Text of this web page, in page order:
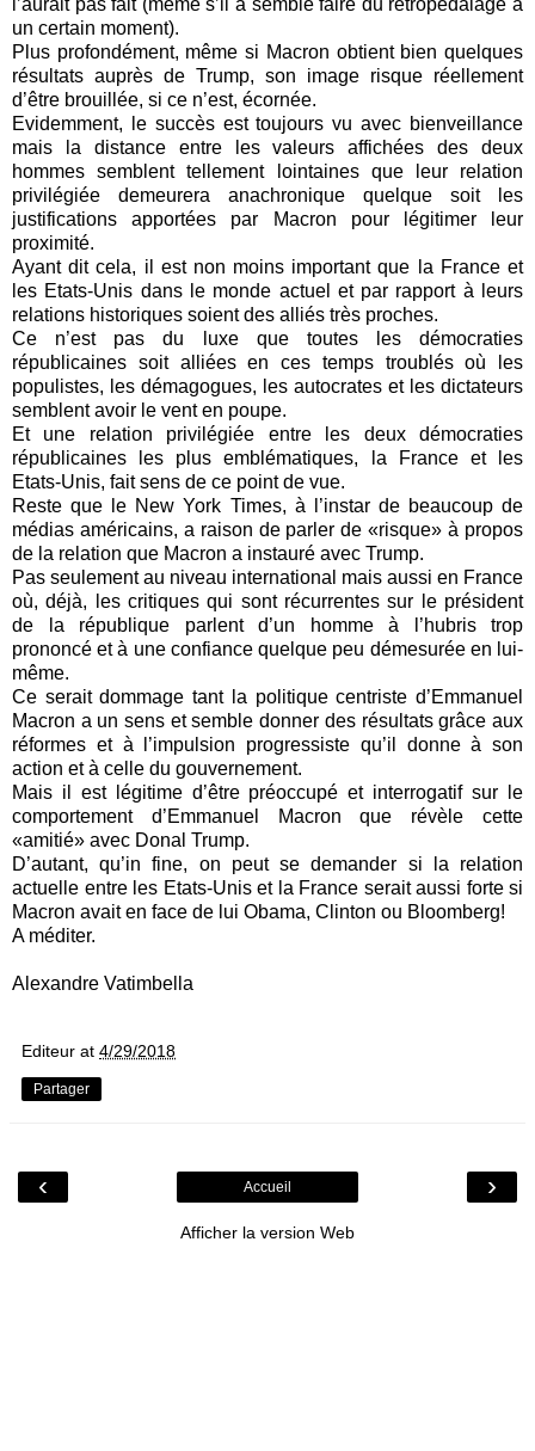
l’aurait pas fait (même s’il a semblé faire du rétropédalage à
un certain moment).
Plus profondément, même si Macron obtient bien quelques
résultats auprès de Trump, son image risque réellement
d’être brouillée, si ce n’est, écornée.
Evidemment, le succès est toujours vu avec bienveillance
mais la distance entre les valeurs affichées des deux
hommes semblent tellement lointaines que leur relation
privilégiée demeurera anachronique quelque soit les
justifications apportées par Macron pour légitimer leur
proximité.
Ayant dit cela, il est non moins important que la France et
les Etats-Unis dans le monde actuel et par rapport à leurs
relations historiques soient des alliés très proches.
Ce n’est pas du luxe que toutes les démocraties
républicaines soit alliées en ces temps troublés où les
populistes, les démagogues, les autocrates et les dictateurs
semblent avoir le vent en poupe.
Et une relation privilégiée entre les deux démocraties
républicaines les plus emblématiques, la France et les
Etats-Unis, fait sens de ce point de vue.
Reste que le New York Times, à l’instar de beaucoup de
médias américains, a raison de parler de «risque» à propos
de la relation que Macron a instauré avec Trump.
Pas seulement au niveau international mais aussi en France
où, déjà, les critiques qui sont récurrentes sur le président
de la république parlent d’un homme à l’hubris trop
prononcé et à une confiance quelque peu démesurée en lui-
même.
Ce serait dommage tant la politique centriste d’Emmanuel
Macron a un sens et semble donner des résultats grâce aux
réformes et à l’impulsion progressiste qu’il donne à son
action et à celle du gouvernement.
Mais il est légitime d’être préoccupé et interrogatif sur le
comportement d’Emmanuel Macron que révèle cette
«amitié» avec Donal Trump.
D’autant, qu’in fine, on peut se demander si la relation
actuelle entre les Etats-Unis et la France serait aussi forte si
Macron avait en face de lui Obama, Clinton ou Bloomberg!
A méditer.
Alexandre Vatimbella
Editeur at 4/29/2018
Partager
‹ ›
Accueil
Afficher la version Web